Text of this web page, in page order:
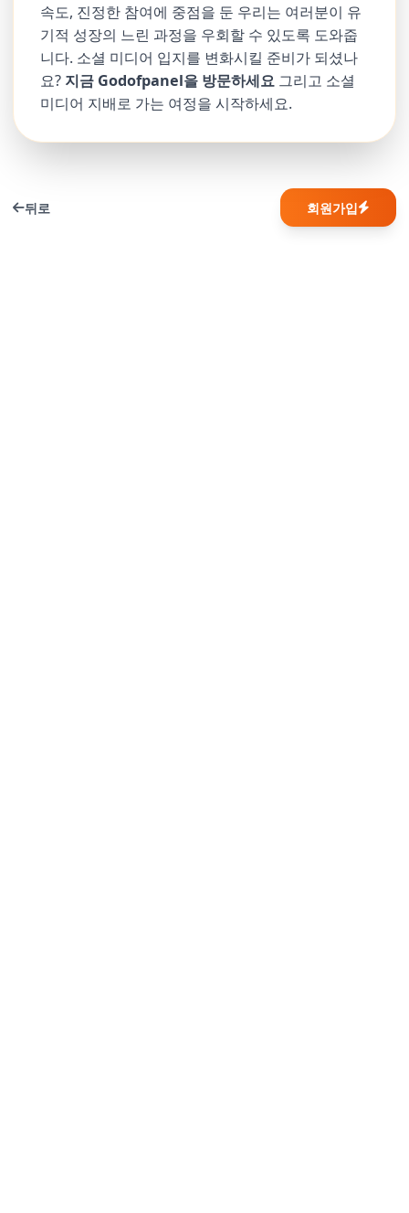
속도, 진정한 참여에 중점을 둔 우리는 여러분이 유
기적 성장의 느린 과정을 우회할 수 있도록 도와줍
니다. 소셜 미디어 입지를 변화시킬 준비가 되셨나
요? 지금 Godofpanel을 방문하세요 그리고 소셜
미디어 지배로 가는 여정을 시작하세요.
뒤로 회원가입